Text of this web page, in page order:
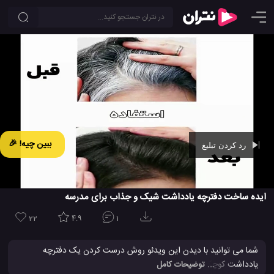
ببین چیه! 🎉
ایده ساخت دفترچه یادداشت شیک و جذاب برای مدرسه
22 4.9 1
شما می توانید با دیدن این ویدئو روش درست کردن یک دفترچه
یادداشت کوچک و زیبا را یاد بگیرید. این دفترچه یادداشت عالی با برگ
... توضیحات کامل